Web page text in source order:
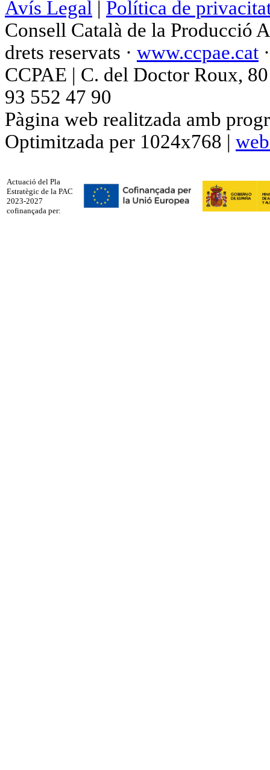
Avís Legal | Política de
Consell Català de la Producció
drets reservats · www.ccpae.cat
CCPAE | C. del Doctor Roux,
93 552 47 90
Pàgina web realitzada amb
Optimitzada per 1024x768 |
Actuació del Pla
Estratègic de la PAC
2023-2027
cofinançada per: